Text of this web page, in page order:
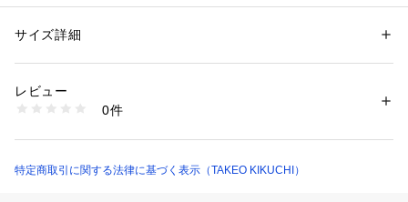
える、便利なレザーツールシリーズです。
ン、スマホ、財布等をまとめて置けることを想定したサイズの
小物トレーになります。
性別：メンズ
素材：牛革
商品番号：
G87-01283 （ショップ）
サイズ詳細
レビュー
0件
特定商取引に関する法律に基づく表示（TAKEO KIKUCHI）